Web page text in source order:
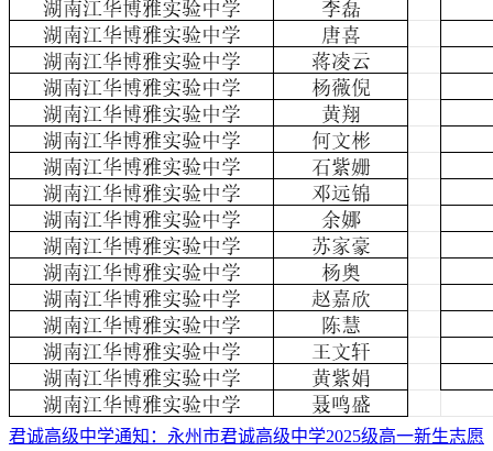
君诚高级中学通知：永州市君诚高级中学2025级高一新生志愿